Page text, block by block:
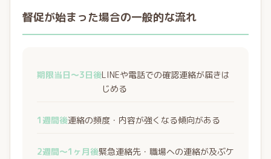
督促が始まった場合の一般的な流れ
期限当日〜3日後LINEや電話での確認連絡が届きは
じめる
1週間後連絡の頻度・内容が強くなる傾向がある
2週間〜1ヶ月後緊急連絡先・職場への連絡が及ぶケ